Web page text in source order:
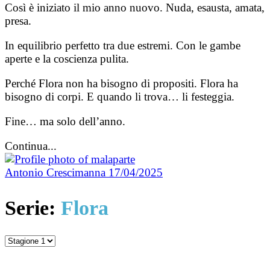
Così è iniziato il mio anno nuovo. Nuda, esausta, amata,
presa.
In equilibrio perfetto tra due estremi. Con le gambe
aperte e la coscienza pulita.
Perché Flora non ha bisogno di propositi. Flora ha
bisogno di corpi. E quando li trova… li festeggia.
Fine… ma solo dell’anno.
Continua...
Antonio Crescimanna 17/04/2025
Serie: Flora